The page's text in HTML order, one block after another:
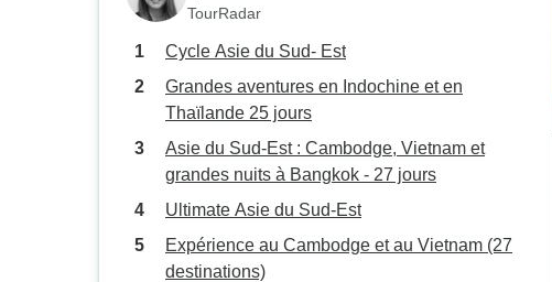
TourRadar
Cycle Asie du Sud- Est
Grandes aventures en Indochine et en
Thaïlande 25 jours
Asie du Sud-Est : Cambodge, Vietnam et
grandes nuits à Bangkok - 27 jours
Ultimate Asie du Sud-Est
Expérience au Cambodge et au Vietnam (27
destinations)